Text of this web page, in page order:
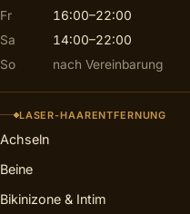
Fr
16:00–22:00
Sa
14:00–22:00
So
nach Vereinbarung
LASER-HAARENTFERNUNG
Achseln
Beine
Bikinizone & Intim